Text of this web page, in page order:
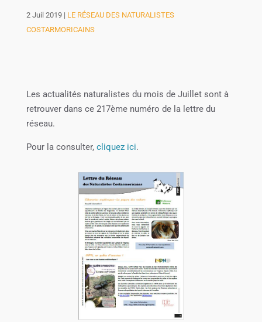
2 Juil 2019| LE RÉSEAU DES NATURALISTES
COSTARMORICAINS
Les actualités naturalistes du mois de Juillet sont à
retrouver dans ce 217ème numéro de la lettre du
réseau.
Pour la consulter, cliquez ici.